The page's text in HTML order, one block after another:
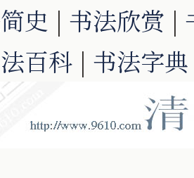
史 | 书法欣赏 |
百科 | 书法字典